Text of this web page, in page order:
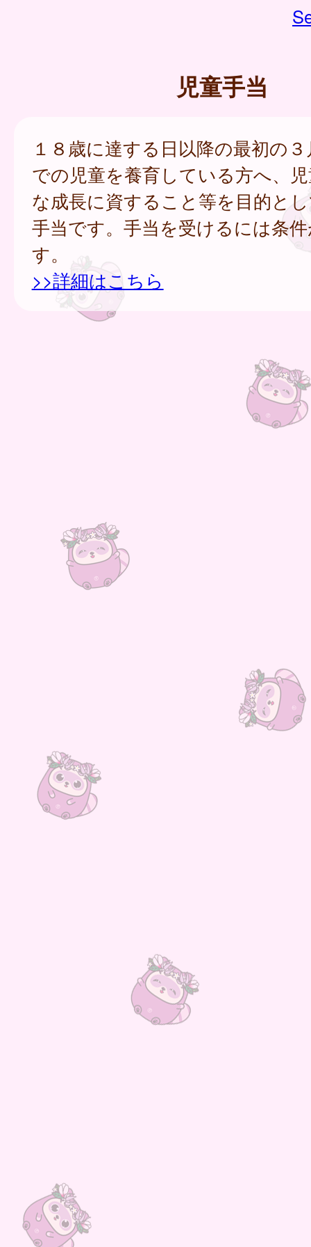
児童手当
１８歳に達する日以降の最初の
での児童を養育している方へ、
な成長に資すること等を目的と
手当です。手当を受けるには条
す。
>>詳細はこちら